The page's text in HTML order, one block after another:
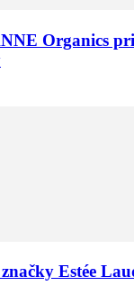
Organics
Estée